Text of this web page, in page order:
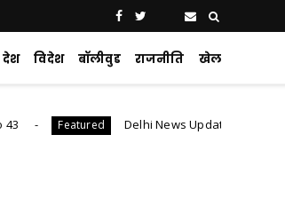
देश विदेश बॉलीवुड राजनीति खेल
Delhi News Update : 24 घंटे में 1,600 से